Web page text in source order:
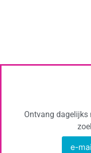
Ontvang dagelijks
e-